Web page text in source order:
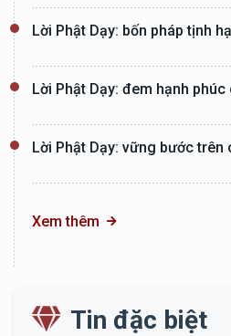
Lời Phật Dạy: bốn pháp tịnh
Lời Phật Dạy: đem hạnh
Lời Phật Dạy: vững bước
Xem thêm
Tin đặc biệt